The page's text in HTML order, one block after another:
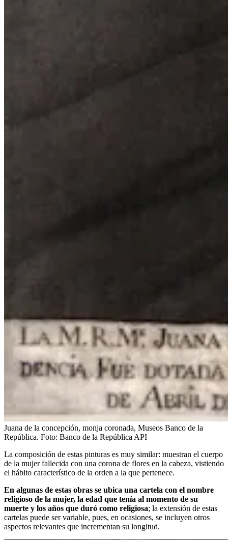
Juana de la concepción, monja coronada, Museos Banco de la
República. Foto: Banco de la República API
La composición de estas pinturas es muy similar: muestran el cuerpo
de la mujer fallecida con una corona de flores en la cabeza, vistiendo
el hábito característico de la orden a la que pertenece.
En algunas de estas obras se ubica una cartela con el nombre
religioso de la mujer, la edad que tenía al momento de su
muerte y los años que duró como religiosa; la extensión de estas
cartelas puede ser variable, pues, en ocasiones, se incluyen otros
aspectos relevantes que incrementan su longitud.